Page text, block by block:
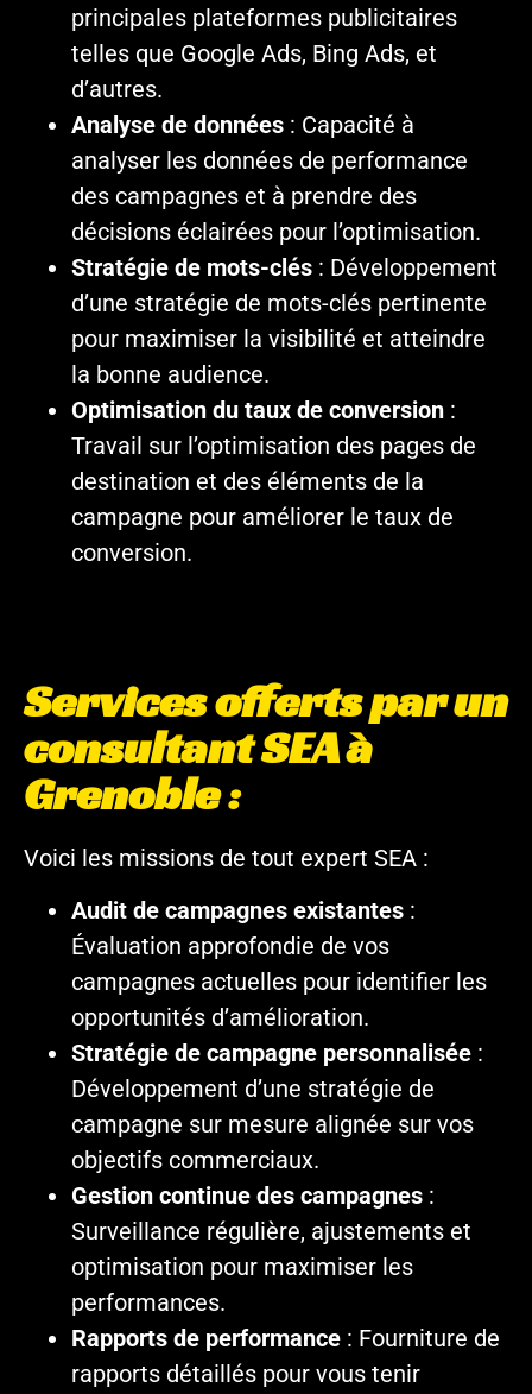
principales plateformes publicitaires
telles que Google Ads, Bing Ads, et
d’autres.
Analyse de données : Capacité à
analyser les données de performance
des campagnes et à prendre des
décisions éclairées pour l’optimisation.
Stratégie de mots-clés : Développement
d’une stratégie de mots-clés pertinente
pour maximiser la visibilité et atteindre
la bonne audience.
Optimisation du taux de conversion :
Travail sur l’optimisation des pages de
destination et des éléments de la
campagne pour améliorer le taux de
conversion.
Services offerts par un
consultant SEA à
Grenoble :
Voici les missions de tout expert SEA :
Audit de campagnes existantes :
Évaluation approfondie de vos
campagnes actuelles pour identifier les
opportunités d’amélioration.
Stratégie de campagne personnalisée :
Développement d’une stratégie de
campagne sur mesure alignée sur vos
objectifs commerciaux.
Gestion continue des campagnes :
Surveillance régulière, ajustements et
optimisation pour maximiser les
performances.
Rapports de performance : Fourniture de
rapports détaillés pour vous tenir